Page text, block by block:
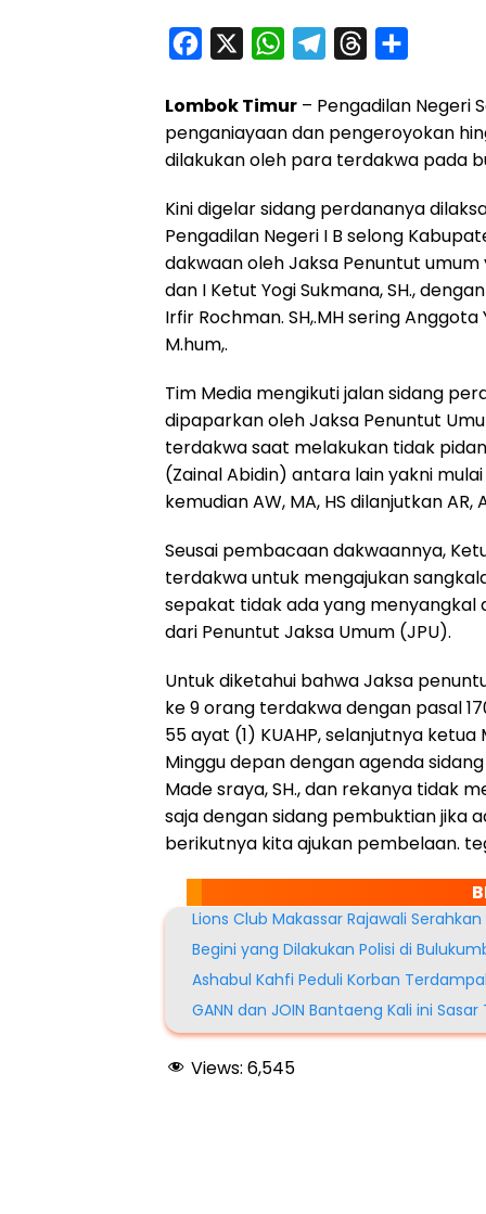
c
e
b
o
o
k
W
a
t
s
A
p
p
l
e
g
r
a
m
r
e
a
d
s
a
r
e
Lombok Timur – Pengadilan Negeri
penganiayaan dan pengeroyokan
dilakukan oleh para terdakwa pada
Kini digelar sidang perdananya
Pengadilan Negeri I B selong
dakwaan oleh Jaksa Penuntut umum
dan I Ketut Yogi Sukmana, SH.,
Irfir Rochman. SH,.MH sering Anggota
M.hum,.
Tim Media mengikuti jalan sidang
dipaparkan oleh Jaksa Penuntut
terdakwa saat melakukan tidak
(Zainal Abidin) antara lain yakni
kemudian AW, MA, HS dilanjutkan AR,
Seusai pembacaan dakwaannya,
terdakwa untuk mengajukan
sepakat tidak ada yang menyangkal
dari Penuntut Jaksa Umum (JPU).
Untuk diketahui bahwa Jaksa
ke 9 orang terdakwa dengan pasal
55 ayat (1) KUAHP, selanjutnya
Minggu depan dengan agenda
Made sraya, SH., dan rekanya tidak
saja dengan sidang pembuktian jika
berikutnya kita ajukan pembelaan.
Lions Club Makassar Rajawali
Begini yang Dilakukan Polisi di
Ashabul Kahfi Peduli Korban
GANN dan JOIN Bantaeng Kali ini
Views: 6,545